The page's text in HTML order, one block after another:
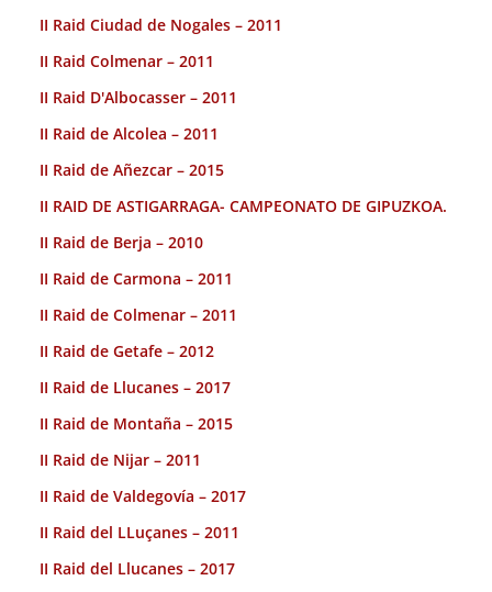
II Raid Ciudad de Nogales – 2011
II Raid Colmenar – 2011
II Raid D'Albocasser – 2011
II Raid de Alcolea – 2011
II Raid de Añezcar – 2015
II RAID DE ASTIGARRAGA- CAMPEONATO DE GIPUZKOA.
II Raid de Berja – 2010
II Raid de Carmona – 2011
II Raid de Colmenar – 2011
II Raid de Getafe – 2012
II Raid de Llucanes – 2017
II Raid de Montaña – 2015
II Raid de Nijar – 2011
II Raid de Valdegovía – 2017
II Raid del LLuçanes – 2011
II Raid del Llucanes – 2017